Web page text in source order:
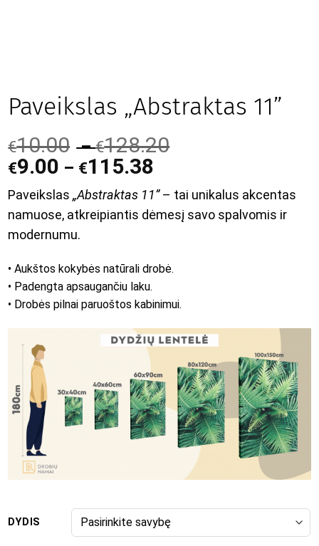
Paveikslas „Abstraktas 11”
€10.00 –€128.20
€9.00 – €115.38
Paveikslas„Abstraktas 11”– tai unikalus akcentas
namuose, atkreipiantis dėmesį savo spalvomis ir
modernumu.
• Aukštos kokybės natūrali drobė.
• Padengta apsaugančiu laku.
• Drobės pilnai paruoštos kabinimui.
DYDIS